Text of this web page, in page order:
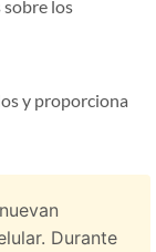
sobre los
y proporciona
Durante